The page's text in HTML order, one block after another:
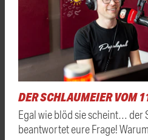
DER SCHLAUMEIER VOM
Egal wie blöd sie scheint… der
beantwortet eure Frage!